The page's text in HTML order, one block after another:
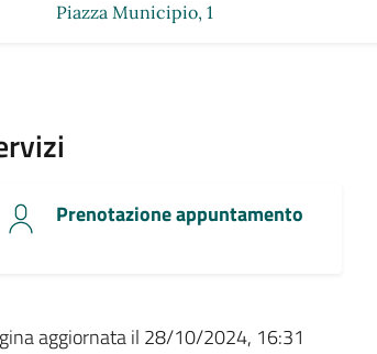
Piazza Municipio, 1
Prenotazione appuntamento
aggiornata il 28/10/2024, 16:31